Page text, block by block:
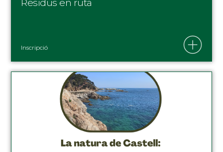
Residus en ruta
Inscripció